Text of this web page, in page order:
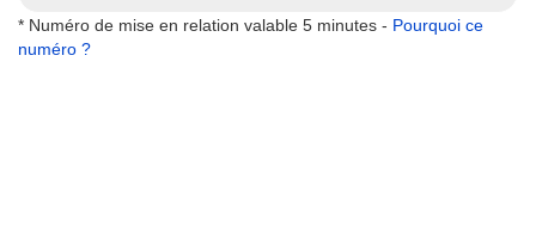
* Numéro de mise en relation valable 5 minutes - Pourquoi ce
numéro ?